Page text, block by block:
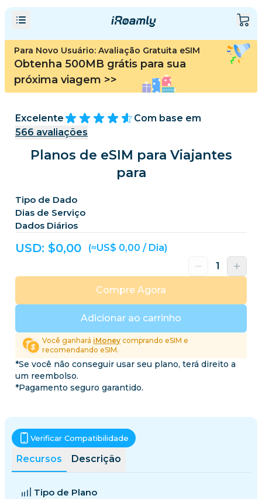
Para Novo Usuário: Avaliação Gratuita eSIM
Obtenha 500MB grátis para sua
próxima viagem >>
Excelente
Com base em
566 avaliações
Planos de eSIM para Viajantes
para
Tipo de Dado
Dias de Serviço
Dados Diários
USD: $0,00 (≈US$ 0,00 / Dia)
Adicionar ao carrinho
Compre Agora
Você ganhará iMoney comprando eSIM e
recomendando eSIM.
*Se você não conseguir usar seu plano, terá direito a
um reembolso.
*Pagamento seguro garantido.
Recursos Descrição
Verificar Compatibilidade
Tipo de Plano